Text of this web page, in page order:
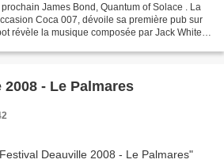
James Bond, Quantum of Solace . La
Coca 007, dévoile sa première pub sur
révèle la musique composée par Jack White
- Le Palmares